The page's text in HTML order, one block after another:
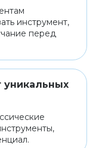
инструмент,
перед
уникальных